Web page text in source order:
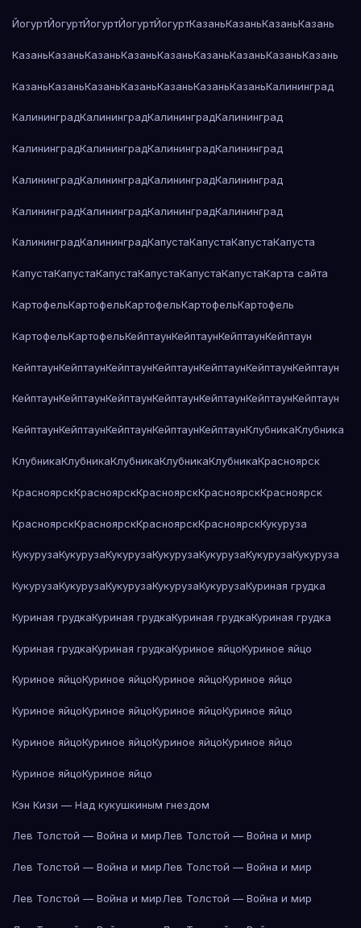
ЙогуртЙогуртЙогуртЙогуртЙогуртКазаньКазаньКазаньКазань
КазаньКазаньКазаньКазаньКазаньКазаньКазаньКазаньКазань
КазаньКазаньКазаньКазаньКазаньКазаньКазаньКалининград
КалининградКалининградКалининградКалининград
КалининградКалининградКалининградКалининград
КалининградКалининградКалининградКалининград
КалининградКалининградКалининградКалининград
КалининградКалининградКапустаКапустаКапустаКапуста
КапустаКапустаКапустаКапустаКапустаКапустаКарта сайта
КартофельКартофельКартофельКартофельКартофель
КартофельКартофельКейптаунКейптаунКейптаунКейптаун
КейптаунКейптаунКейптаунКейптаунКейптаунКейптаунКейптаун
КейптаунКейптаунКейптаунКейптаунКейптаунКейптаунКейптаун
КейптаунКейптаунКейптаунКейптаунКейптаунКлубникаКлубника
КлубникаКлубникаКлубникаКлубникаКлубникаКрасноярск
КрасноярскКрасноярскКрасноярскКрасноярскКрасноярск
КрасноярскКрасноярскКрасноярскКрасноярскКукуруза
КукурузаКукурузаКукурузаКукурузаКукурузаКукурузаКукуруза
КукурузаКукурузаКукурузаКукурузаКукурузаКуриная грудка
Куриная грудкаКуриная грудкаКуриная грудкаКуриная грудка
Куриная грудкаКуриная грудкаКуриное яйцоКуриное яйцо
Куриное яйцоКуриное яйцоКуриное яйцоКуриное яйцо
Куриное яйцоКуриное яйцоКуриное яйцоКуриное яйцо
Куриное яйцоКуриное яйцоКуриное яйцоКуриное яйцо
Куриное яйцоКуриное яйцо
Кэн Кизи — Над кукушкиным гнездом
Лев Толстой — Война и мирЛев Толстой — Война и мир
Лев Толстой — Война и мирЛев Толстой — Война и мир
Лев Толстой — Война и мирЛев Толстой — Война и мир